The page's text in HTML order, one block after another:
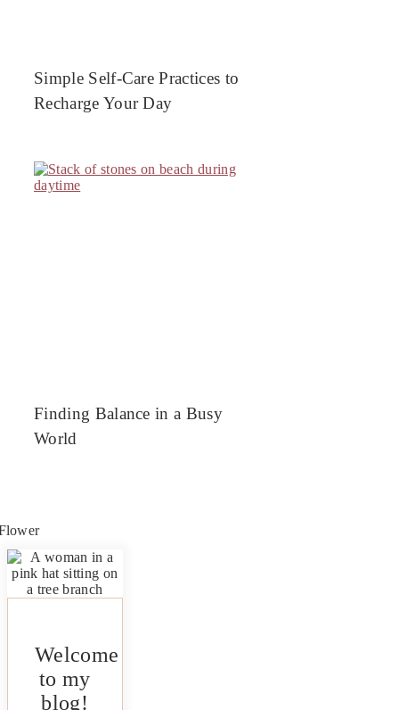
Simple Self-Care Practices to
Recharge Your Day
Finding Balance in a Busy
World
Welcome
to my
blog!